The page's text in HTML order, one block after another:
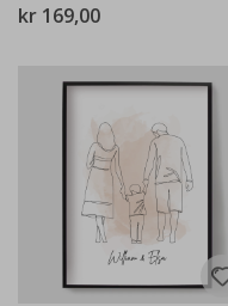
kr 169,00